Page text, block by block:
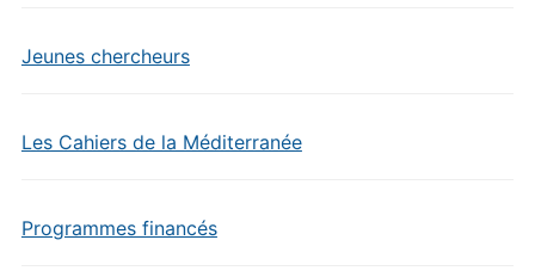
Jeunes chercheurs
Les Cahiers de la Méditerranée
Programmes financés